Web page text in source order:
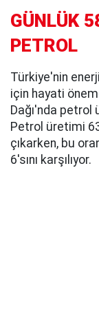
GÜNLÜK
PETROL
Türkiye'nin
için hayati
Dağı'nda petrol
Petrol üretimi
çıkarken, bu
6'sını karşılıyor.